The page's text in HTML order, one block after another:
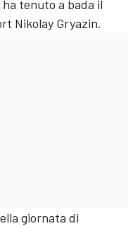
tenuto a bada il
Nikolay Gryazin.
giornata di